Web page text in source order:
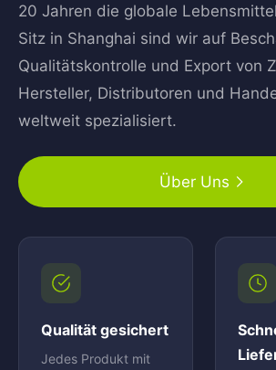
20 Jahren die globale
Sitz in Shanghai sind wir auf
Qualitätskontrolle und Export von
Hersteller, Distributoren und
weltweit spezialisiert.
Über Uns
Qualität gesichert
Jedes Produkt mit